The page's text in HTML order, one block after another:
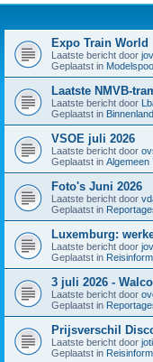
Expo Train World
Laatste bericht door
Geplaatst in
Laatste NMVB-
Laatste bericht door
Geplaatst in Binnenland
VSOE juli 2026
Laatste bericht door
Geplaatst in Algemeen
Foto's Juni 2026
Laatste bericht door
Geplaatst in
Luxemburg:
Laatste bericht door
Geplaatst in
3 juli 2026 -
Laatste bericht door
Geplaatst in
Prijsverschil
Laatste bericht door
Geplaatst in